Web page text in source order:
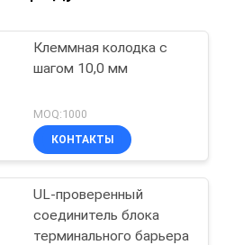
Клеммная колодка с
шагом 10,0 мм
MOQ:1000
КОНТАКТЫ
UL-проверенный
соединитель блока
терминального барьера